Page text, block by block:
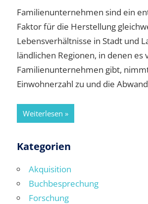
Familienunternehmen sind ein
Faktor für die Herstellung
Lebensverhältnisse in Stadt und
ländlichen Regionen, in denen es
Familienunternehmen gibt,
Einwohnerzahl zu und die
Weiterlesen
Kategorien
Akquisition
Buchbesprechung
Forschung